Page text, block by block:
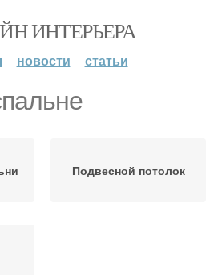
ИНТЕРЬЕРА
новости статьи
Подвесной потолок